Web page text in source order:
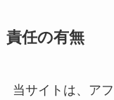
責任の有無
当サイトは、ア